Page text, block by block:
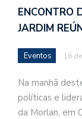
ENCONTRO
JARDIM
Eventos 16
Na manhã
políticas e
da Morlan, em